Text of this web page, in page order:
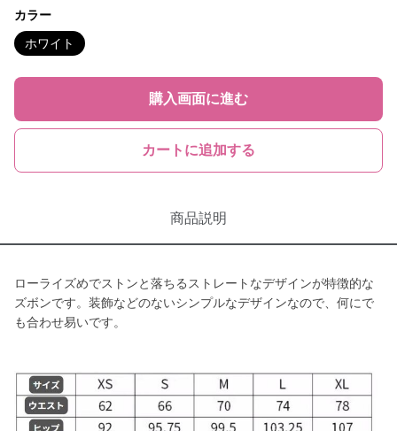
カラー
ホワイト
購入画面に進む
カートに追加する
商品説明
ローライズめでストンと落ちるストレートなデザインが特徴的な
ズボンです。装飾などのないシンプルなデザインなので、何にで
も合わせ易いです。